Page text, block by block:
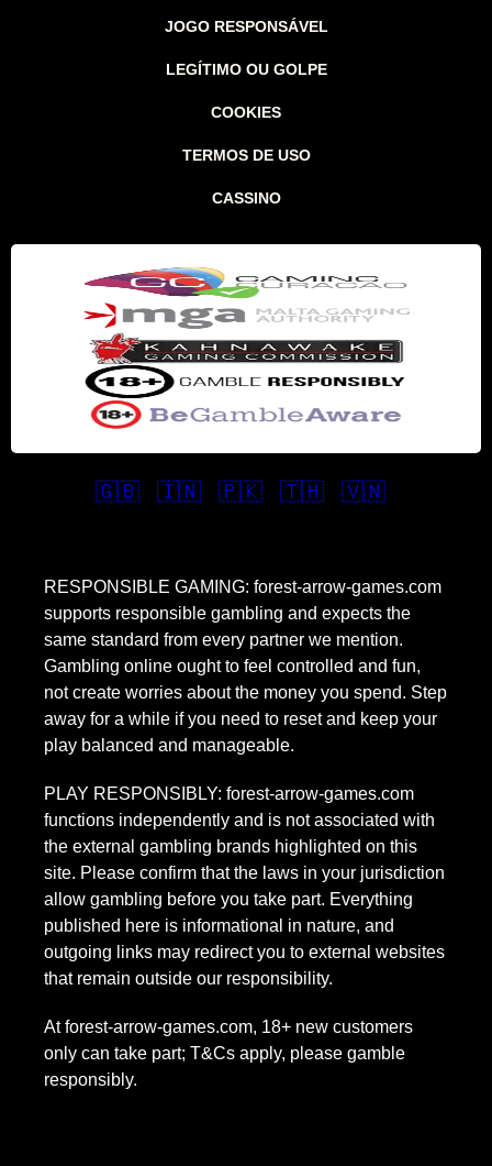
JOGO RESPONSÁVEL
LEGÍTIMO OU GOLPE
COOKIES
TERMOS DE USO
CASSINO
🇬🇧 🇮🇳 🇵🇰 🇹🇭 🇻🇳
RESPONSIBLE GAMING: forest-arrow-games.com
supports responsible gambling and expects the
same standard from every partner we mention.
Gambling online ought to feel controlled and fun,
not create worries about the money you spend. Step
away for a while if you need to reset and keep your
play balanced and manageable.
PLAY RESPONSIBLY: forest-arrow-games.com
functions independently and is not associated with
the external gambling brands highlighted on this
site. Please confirm that the laws in your jurisdiction
allow gambling before you take part. Everything
published here is informational in nature, and
outgoing links may redirect you to external websites
that remain outside our responsibility.
At forest-arrow-games.com, 18+ new customers
only can take part; T&Cs apply, please gamble
responsibly.